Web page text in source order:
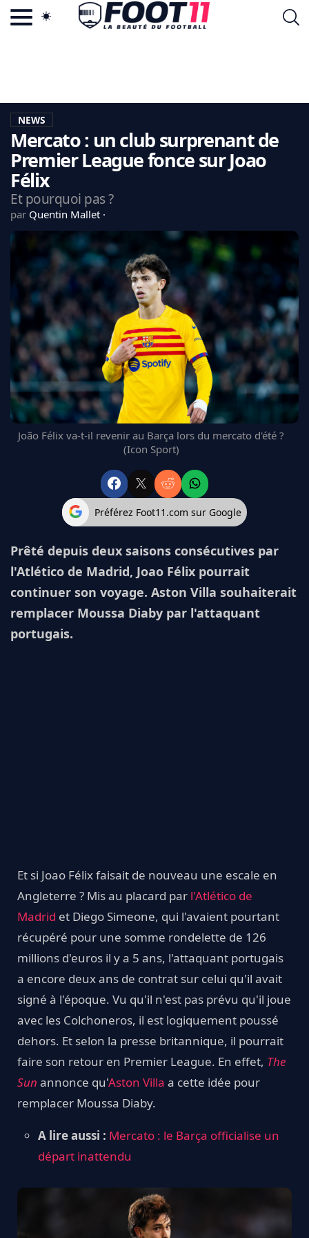
LA CHARTE
VIE PRIVÉE
CGU
CONTACTEZ-NOUS
EDF
PSG
LIGUE 1
REAL MADRID
FC BARCELONE
MANCHESTER UNITED
CHELSEA
ARSENAL
BAYERN
L'AVIS DE LA RÉDAC'
NEWS
Mercato : un club surprenant de
Premier League fonce sur Joao
Félix
Et pourquoi pas ?
par Quentin Mallet
João Félix va-t-il revenir au Barça lors du mercato d'été ?
(Icon Sport)
Préférez Foot11.com sur Google
Prêté depuis deux saisons consécutives par
l'Atlético de Madrid, Joao Félix pourrait
continuer son voyage. Aston Villa souhaiterait
remplacer Moussa Diaby par l'attaquant
portugais.
Et si Joao Félix faisait de nouveau une escale en
Angleterre ? Mis au placard par l'Atlético de
Madrid et Diego Simeone, qui l'avaient pourtant
récupéré pour une somme rondelette de 126
millions d'euros il y a 5 ans, l'attaquant portugais
a encore deux ans de contrat sur celui qu'il avait
signé à l'époque. Vu qu'il n'est pas prévu qu'il joue
avec les Colchoneros, il est logiquement poussé
dehors. Et selon la presse britannique, il pourrait
faire son retour en Premier League. En effet, The
Sun annonce qu'Aston Villa a cette idée pour
remplacer Moussa Diaby.
A lire aussi : Mercato : le Barça officialise un
départ inattendu